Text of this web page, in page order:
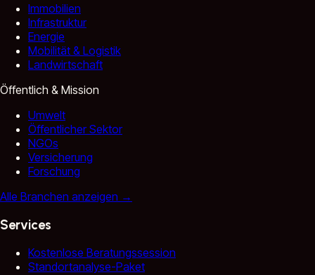
Immobilien
Infrastruktur
Energie
Mobilität & Logistik
Landwirtschaft
Öffentlich & Mission
Umwelt
Öffentlicher Sektor
NGOs
Versicherung
Forschung
Alle Branchen anzeigen →
Services
Kostenlose Beratungssession
Standortanalyse-Paket